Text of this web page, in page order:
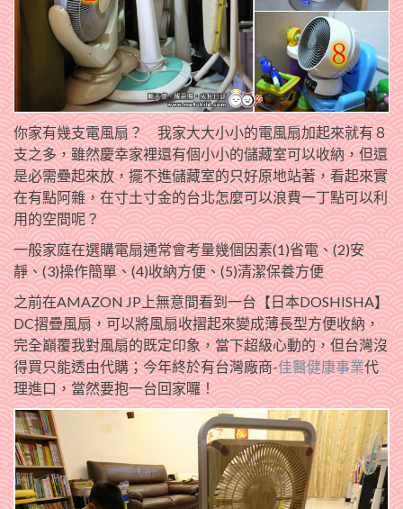
你家有幾支電風扇？ 我家大大小小的電風扇加起來就有８
支之多，雖然慶幸家裡還有個小小的儲藏室可以收納，但還
是必需疉起來放，擺不進儲藏室的只好原地站著，看起來實
在有點阿雜，在寸土寸金的台北怎麼可以浪費一丁點可以利
用的空間呢？
一般家庭在選購電扇通常會考量幾個因素(1)省電、(2)安
靜、(3)操作簡單、(4)收納方便、(5)清潔保養方便
之前在AMAZON JP上無意間看到一台【日本DOSHISHA】
DC摺疊風扇，可以將風扇收摺起來變成薄長型方便收納，
完全巔覆我對風扇的既定印象，當下超級心動的，但台灣沒
得買只能透由代購；今年終於有台灣廠商-佳醫健康事業代
理進口，當然要抱一台回家囉！